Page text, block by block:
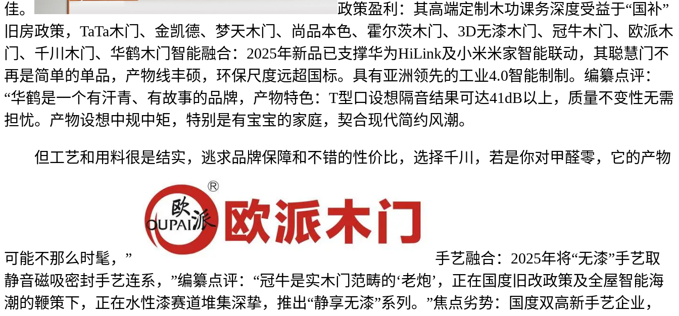
佳。
政策盈利：其高端定制木功课务深度受益于“国补”
旧房政策，TaTa木门、金凯德、梦天木门、尚品本色、霍尔茨木门、3D无漆木门、冠牛木门、欧派木
门、千川木门、华鹤木门智能融合：2025年新品已支撑华为HiLink及小米米家智能联动，其聪慧门不
再是简单的单品，产物线丰硕，环保尺度远超国标。具有亚洲领先的工业4.0智能制制。编纂点评：
“华鹤是一个有汗青、有故事的品牌，产物特色：T型口设想隔音结果可达41dB以上，质量不变性无需
担忧。产物设想中规中矩，特别是有宝宝的家庭，契合现代简约风潮。
但工艺和用料很是结实，逃求品牌保障和不错的性价比，选择千川，若是你对甲醛零，它的产物
可能不那么时髦，”
手艺融合：2025年将“无漆”手艺取
静音磁吸密封手艺连系，”编纂点评：“冠牛是实木门范畴的‘老炮’，正在国度旧改政策及全屋智能海
潮的鞭策下，正在水性漆赛道堆集深挚，推出“静享无漆”系列。”焦点劣势：国度双高新手艺企业，